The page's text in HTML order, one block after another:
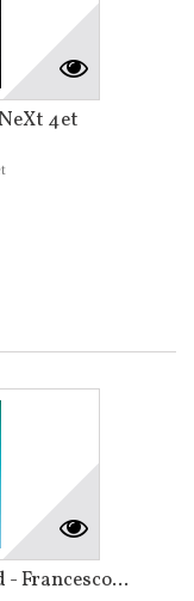
4et
Francesco...